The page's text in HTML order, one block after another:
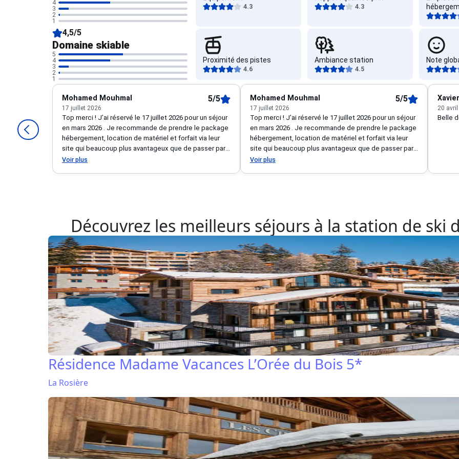
4
3
2
1
4.3
4.3 étoiles sur 5
4.3
4.3 étoiles sur 5
4.7
4,5/5
Domaine skiable
5
4
3
2
1
Proximité des pistes
4.6
4.6 étoiles sur 5
Ambiance station
4.5
4.5 étoiles sur 5
Note
4.5
Mohamed Mouhmal
17 juillet 2026
5/5
Top merci ! J’ai réservé le 17 juillet 2026 pour un séjour
en mars 2026 . Je recommande de prendre le package
hébergement, location de matériel et forfait via leur
site qui beaucoup plus avantageux que de passer par
les loueurs de matériel sur place même en pensant par
Voir plus
Mohamed Mouhmal
17 juillet 2026
5/5
Top merci ! J’ai réservé le 17 juillet 2026 pour un séjour
en mars 2026 . Je recommande de prendre le package
hébergement, location de matériel et forfait via leur
site qui beaucoup plus avantageux que de passer par
les loueurs de matériel sur place même en pensant par
Voir plus
20
Belle
Découvrez les meilleurs séjours à la station de ski
Résidence Madame Vacances L’Orée du Bois 5*
La Rosière